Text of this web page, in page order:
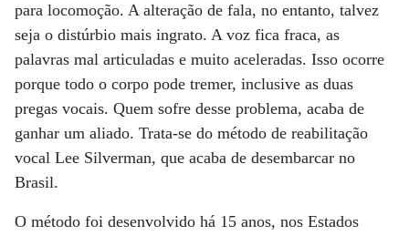
para locomoção. A alteração de fala, no entanto, talvez
seja o distúrbio mais ingrato. A voz fica fraca, as
palavras mal articuladas e muito aceleradas. Isso ocorre
porque todo o corpo pode tremer, inclusive as duas
pregas vocais. Quem sofre desse problema, acaba de
ganhar um aliado. Trata-se do método de reabilitação
vocal Lee Silverman, que acaba de desembarcar no
Brasil.
O método foi desenvolvido há 15 anos, nos Estados